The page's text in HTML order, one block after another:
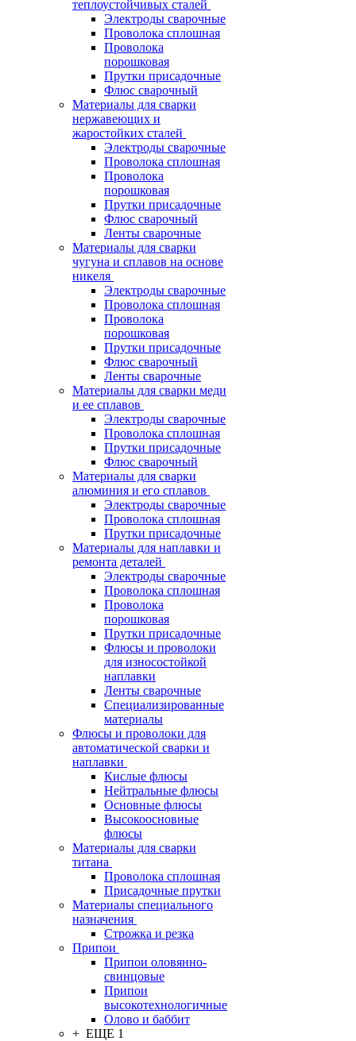
теплоустойчивых сталей
Электроды сварочные
Проволока сплошная
Проволока
порошковая
Прутки присадочные
Флюс сварочный
Материалы для сварки
нержавеющих и
жаростойких сталей
Электроды сварочные
Проволока сплошная
Проволока
порошковая
Прутки присадочные
Флюс сварочный
Ленты сварочные
Материалы для сварки
чугуна и сплавов на основе
никеля
Электроды сварочные
Проволока сплошная
Проволока
порошковая
Прутки присадочные
Флюс сварочный
Ленты сварочные
Материалы для сварки меди
и ее сплавов
Электроды сварочные
Проволока сплошная
Прутки присадочные
Флюс сварочный
Материалы для сварки
алюминия и его сплавов
Электроды сварочные
Проволока сплошная
Прутки присадочные
Материалы для наплавки и
ремонта деталей
Электроды сварочные
Проволока сплошная
Проволока
порошковая
Прутки присадочные
Флюсы и проволоки
для износостойкой
наплавки
Ленты сварочные
Специализированные
материалы
Флюсы и проволоки для
автоматической сварки и
наплавки
Кислые флюсы
Нейтральные флюсы
Основные флюсы
Высокоосновные
флюсы
Материалы для сварки
титана
Проволока сплошная
Присадочные прутки
Материалы специального
назначения
Строжка и резка
Припои
Припои оловянно-
свинцовые
Припои
высокотехнологичные
Олово и баббит
+ ЕЩЕ 1